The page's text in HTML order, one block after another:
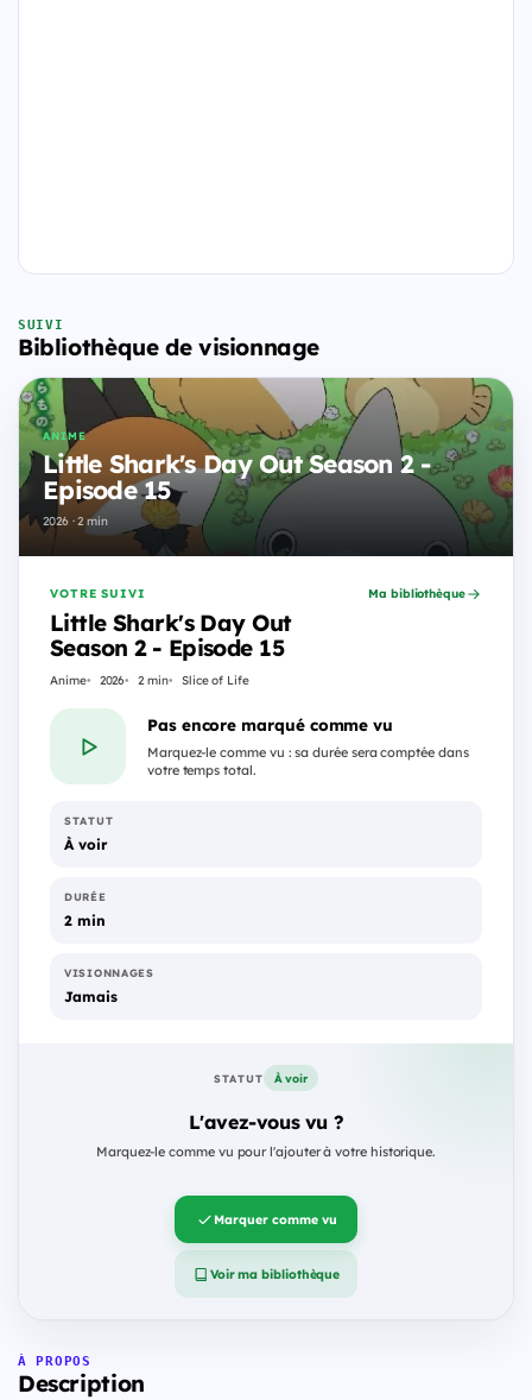
SUIVI
Bibliothèque de visionnage
ANIME
Little Shark's Day Out Season 2 -
Episode 15
2026 · 2 min
VOTRE SUIVI
Little Shark's Day Out
Season 2 - Episode 15
Anime 2026 2 min Slice of Life
Ma bibliothèque
Pas encore marqué comme vu
Marquez-le comme vu : sa durée sera comptée dans
votre temps total.
STATUT
À voir
DURÉE
2 min
VISIONNAGES
Jamais
STATUT À voir
L'avez-vous vu ?
Marquez-le comme vu pour l'ajouter à votre historique.
Marquer comme vu
Voir ma bibliothèque
À PROPOS
Description